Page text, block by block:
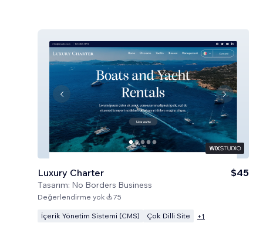
Luxury Charter
Tasarım: No Borders Business
$45
Değerlendirme yok 75
İçerik Yönetim Sistemi (CMS) Çok Dilli Site +1